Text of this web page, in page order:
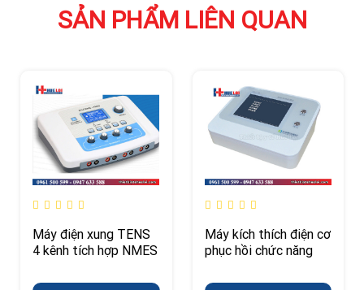
SẢN PHẨM LIÊN QUAN
Máy điện xung TENS
4 kênh tích hợp NMES
Máy kích thích điện cơ
phục hồi chức năng